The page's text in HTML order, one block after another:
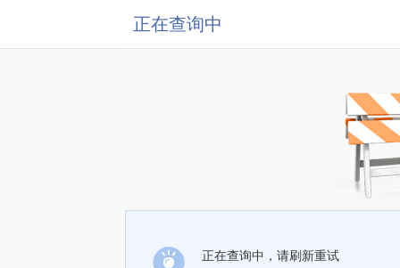
正在查询中
正在查询中，请刷新重试